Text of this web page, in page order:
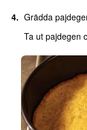
Grädda
Ta ut pajdegen